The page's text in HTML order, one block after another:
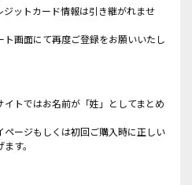
ットカード情報は引き継がれませ
画面にて再度ご登録をお願いいたし
トではお名前が「姓」としてまとめ
ージもしくは初回ご購入時に正しい
す。